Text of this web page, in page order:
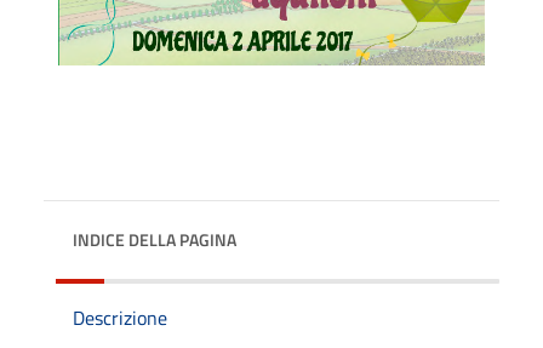
INDICE DELLA PAGINA
Descrizione